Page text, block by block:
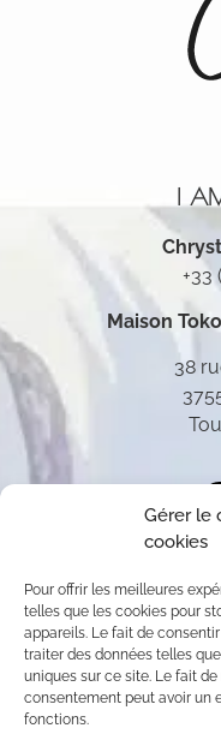
Gérer le
cookies
Pour offrir les meilleures
telles que les cookies pour
appareils. Le fait de
traiter des données telles
uniques sur ce site. Le fait
consentement peut avoir un
fonctions.
I
+33
Maison
38